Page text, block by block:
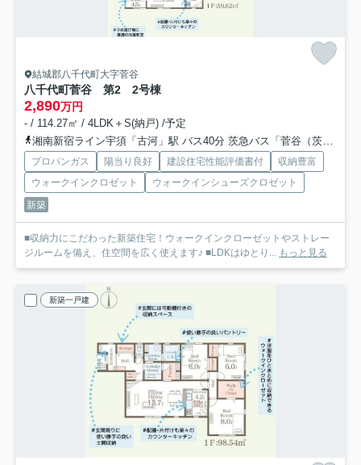
結城郡八千代町大字菅谷
八千代町菅谷 第2 2号棟
2,890万円
- / 114.27㎡ / 4LDK＋S(納戸) /予定
湘南新宿ライン宇須「古河」駅 バス40分 茨急バス「菅谷（茨城県）」 停歩10分
プロパンガス 陽当り良好 建設住宅性能評価書付
収納豊富
ウォークインクロゼット
ウォークインシューズクロゼット
新築
■収納力にこだわった新築住宅！ウォークインクローゼットやストレー
ジルームを備え、住空間を広く使えます♪ ■LDKはゆとり... もっと見る
新築一戸建